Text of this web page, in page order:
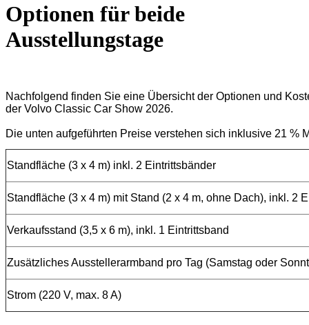
Optionen für beide
Ausstellungstage
Nachfolgend finden Sie eine Übersicht der Optionen und
der Volvo Classic Car Show 2026.
Die unten aufgeführten Preise verstehen sich inklusive 21 %
Standfläche (3 x 4 m) inkl. 2 Eintrittsbänder
Standfläche (3 x 4 m) mit Stand (2 x 4 m, ohne Dach), inkl. 2
Verkaufsstand (3,5 x 6 m), inkl. 1 Eintrittsband
Zusätzliches Ausstellerarmband pro Tag (Samstag oder
Strom (220 V, max. 8 A)